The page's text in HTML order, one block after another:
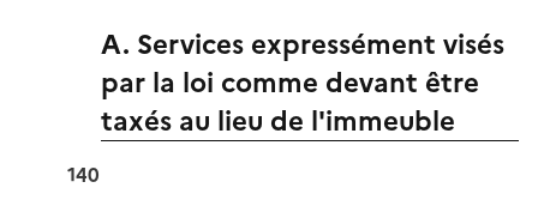
A. Services expressément visés
par la loi comme devant être
taxés au lieu de l'immeuble
140